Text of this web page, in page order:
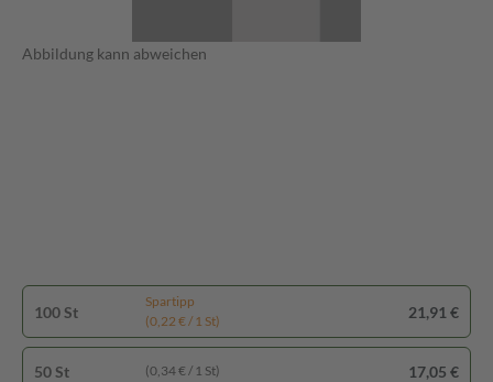
Abbildung kann abweichen
100 St
Spartipp
(0,22 € / 1 St)
21,91 €
50 St (0,34 € / 1 St) 17,05 €